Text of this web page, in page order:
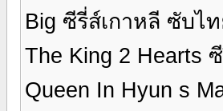
Big ซีรี่ส์เกาหลี ซับไ
The King 2 Hearts
Queen In Hyun s